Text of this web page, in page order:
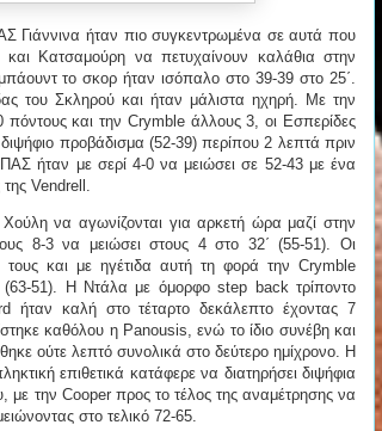
Γιάννινα ήταν πιο συγκεντρωμένα σε αυτά που
Κατσαμούρη να πετυχαίνουν καλάθια στην
το σκορ ήταν ισόπαλο στο 39-39 στο 25΄.
του Σκληρού και ήταν μάλιστα ηχηρή. Με την
πόντους και την Crymble άλλους 3, οι Εσπερίδες
προβάδισμα (52-39) περίπου 2 λεπτά πριν
ήταν με σερί 4-0 να μειώσει σε 52-43 με ένα
της Vendrell.
να αγωνίζονται για αρκετή ώρα μαζί στην
8-3 να μειώσει στους 4 στο 32΄ (55-51). Οι
και με ηγέτιδα αυτή τη φορά την Crymble
51). Η Ντάλα με όμορφο step back τρίποντο
ήταν καλή στο τέταρτο δεκάλεπτο έχοντας 7
καθόλου η Panousis, ενώ το ίδιο συνέβη και
ούτε λεπτό συνολικά στο δεύτερο ημίχρονο. Η
επιθετικά κατάφερε να διατηρήσει διψήφια
με την Cooper προς το τέλος της αναμέτρησης να
στο τελικό 72-65.